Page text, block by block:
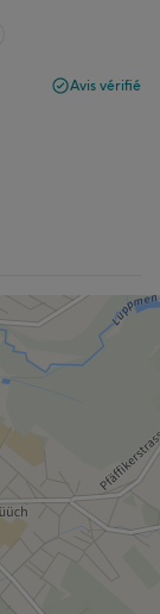
Avis vérifié